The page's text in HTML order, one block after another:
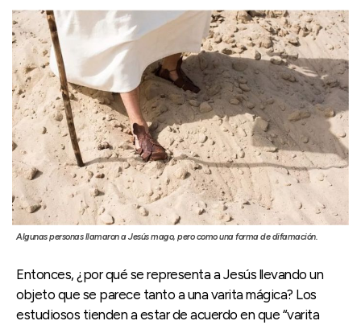
Algunas personas llamaron a Jesús mago, pero como una forma de difamación.
Entonces, ¿por qué se representa a Jesús llevando un
objeto que se parece tanto a una varita mágica? Los
estudiosos tienden a estar de acuerdo en que “varita